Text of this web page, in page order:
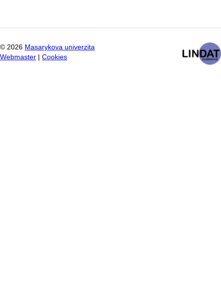
© 2026 Masarykova univerzita
Webmaster
Cookies